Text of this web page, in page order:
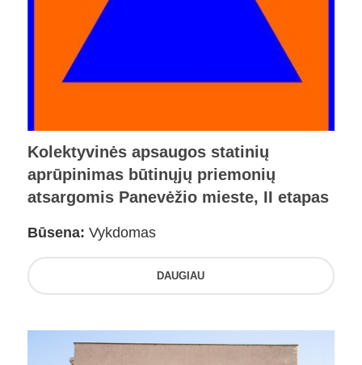
Kolektyvinės apsaugos statinių
aprūpinimas būtinųjų priemonių
atsargomis Panevėžio mieste, II etapas
Būsena: Vykdomas
DAUGIAU